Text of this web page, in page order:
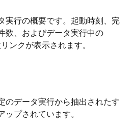
実行の概要です。起動時刻、完
数、およびデータ実行中の
ンクが表示されます。
のデータ実行から抽出されたす
プされています。